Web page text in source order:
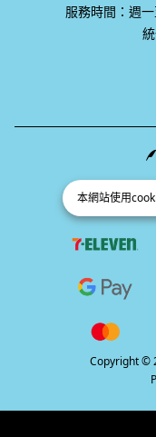
本網站使用
服務時間：週
Copyright ©